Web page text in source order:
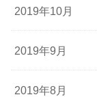
2019年10月
2019年9月
2019年8月